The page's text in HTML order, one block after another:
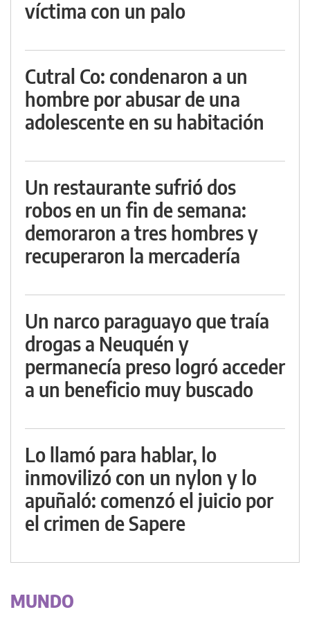
víctima con un palo
Cutral Co: condenaron a un
hombre por abusar de una
adolescente en su habitación
Un restaurante sufrió dos
robos en un fin de semana:
demoraron a tres hombres y
recuperaron la mercadería
Un narco paraguayo que traía
drogas a Neuquén y
permanecía preso logró acceder
a un beneficio muy buscado
Lo llamó para hablar, lo
inmovilizó con un nylon y lo
apuñaló: comenzó el juicio por
el crimen de Sapere
MUNDO